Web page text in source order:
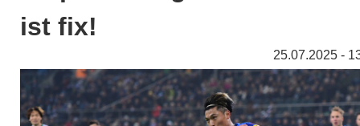
ist fix!
25.07.2025 -